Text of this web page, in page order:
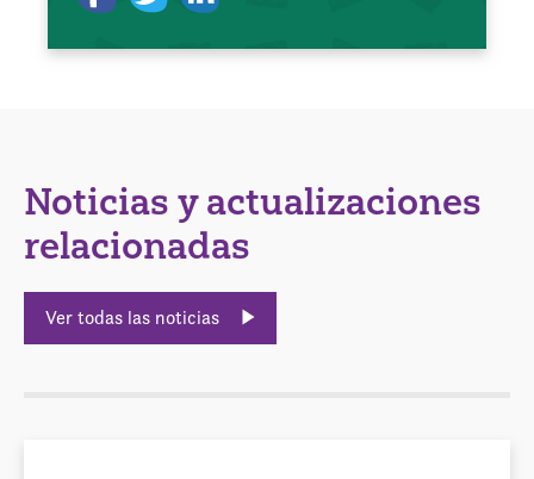
Noticias y actualizaciones
relacionadas
Ver todas las noticias